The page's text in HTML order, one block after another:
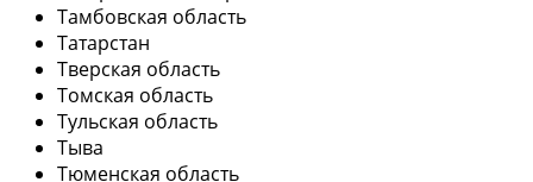
Тамбовская область
Татарстан
Тверская область
Томская область
Тульская область
Тыва
Тюменская область